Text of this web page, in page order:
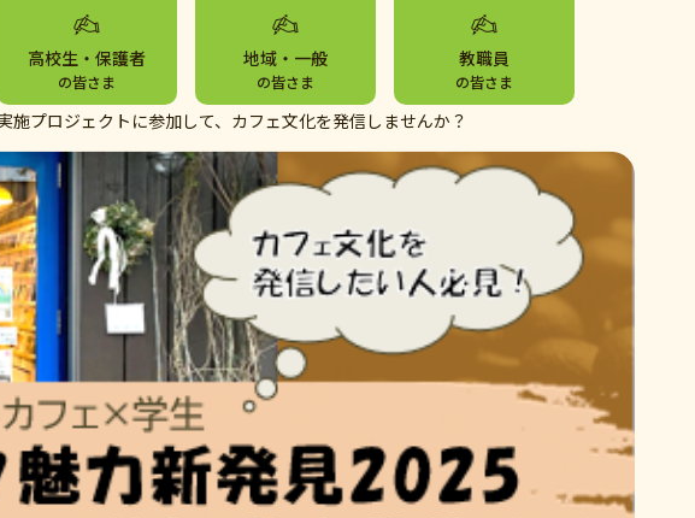
高校生・保護者
の皆さま
地域・一般
の皆さま
教職員
の皆さま
施プロジェクトに参加して、カフェ文化を発信しませんか？